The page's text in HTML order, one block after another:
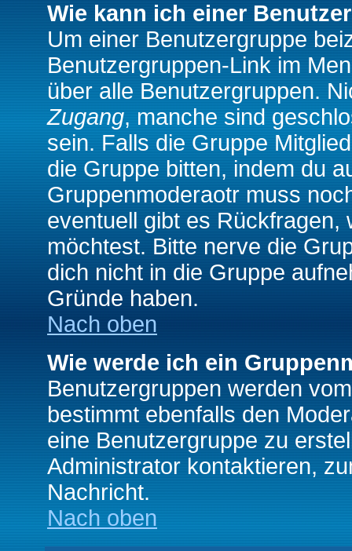
Wie kann ich einer
Um einer Benutzergruppe
Benutzergruppen-Link im
über alle Benutzergruppen.
Zugang, manche sind
sein. Falls die Gruppe
die Gruppe bitten, indem du
Gruppenmoderaotr muss
eventuell gibt es
möchtest. Bitte nerve die
dich nicht in die Gruppe
Gründe haben.
Nach oben
Wie werde ich ein
Benutzergruppen werden
bestimmt ebenfalls den
eine Benutzergruppe zu
Administrator kontaktieren,
Nachricht.
Nach oben